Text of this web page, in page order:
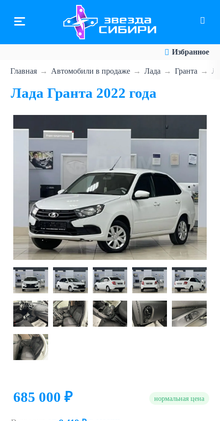
основному
Избранное
Главная Автомобили в продаже Лада Гранта
Лада Гранта 2022 года
685 000 ₽ нормальная цена